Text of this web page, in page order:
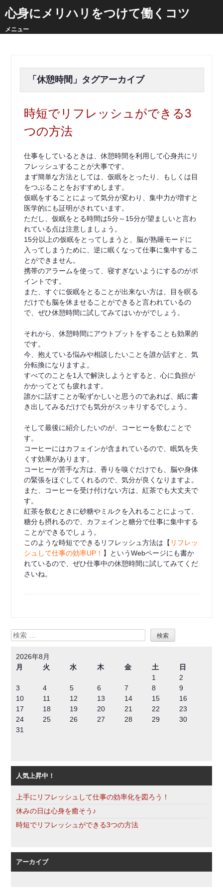
心身にメリハリをつけて働くコツ
メニュー
「休憩時間 」タグアーカイブ
時短でリフレッシュができる3
つの方法
仕事をしているときは、休憩時間を利用して心身共にリ
フレッシュすることが大事です。
まず簡単な方法としては、仮眠をとったり、もしくは目
をつぶることをおすすめします。
仮眠をすることによって気分が変わり、集中力が増すと
医学的にも証明がされています。
ただし、仮眠をとる時間は5分～15分が望ましいと言わ
れている点は注意しましょう。
15分以上の仮眠をとってしまうと、脳が熟睡モードに
入ってしまうために、逆に眠くなって仕事に集中するこ
とができません。
携帯のアラームを使って、寝すぎないようにするのがポ
イントです。
また、すぐに仮眠をとることが出来ない方は、目を瞑る
だけでも脳を休ませることができると言われているの
で、ぜひ休憩時間に試してみてはいかがでしょう。
それから、休憩時間にアウトプットをすることも効果的
です。
今、抱えている悩みや相談したいことを誰か話すと、気
分転換になりますよ。
すべてのことを1人で解決しようとすると、心に負担が
かかってとても疲れます。
誰かに話すことが恥ずかしいと思うのであれば、紙に書
き出してみるだけでも気分がスッキリするでしょう。
そして最後に紹介したいのが、コーヒーを飲むことで
す。
コーヒーにはカフェインが含まれているので、眠気を失
くす効果があります。
コーヒーが苦手な方は、香りを嗅ぐだけでも、脳や身体
の緊張をほぐしてくれるので、気分が良くなりますよ。
また、コーヒーを受け付けない方は、紅茶でも大丈夫で
す。
紅茶を飲むときに砂糖やミルクを入れることによって、
糖分も摂れるので、カフェインと糖分で仕事に集中する
ことができるでしょう。
このような時短でできるリフレッシュ方法は【 リフレッ
シュして仕事の効率UP！ 】というWebページにも書か
れているので、ぜひ仕事中の休憩時間に試してみてくだ
さいね。
検
索
2026年8月
月
火 水 木 金 土
日
1
2
3
4 5 6 7 8
9
10
11 12 13 14 15
16
17
18 19 20 21 22
23
24
25 26 27 28 29
30
31
人気上昇中！
上手にリフレッシュして仕事の効率化を図ろう！
休みの日は心身を癒そう♪
時短でリフレッシュができる3つの方法
アーカイブ